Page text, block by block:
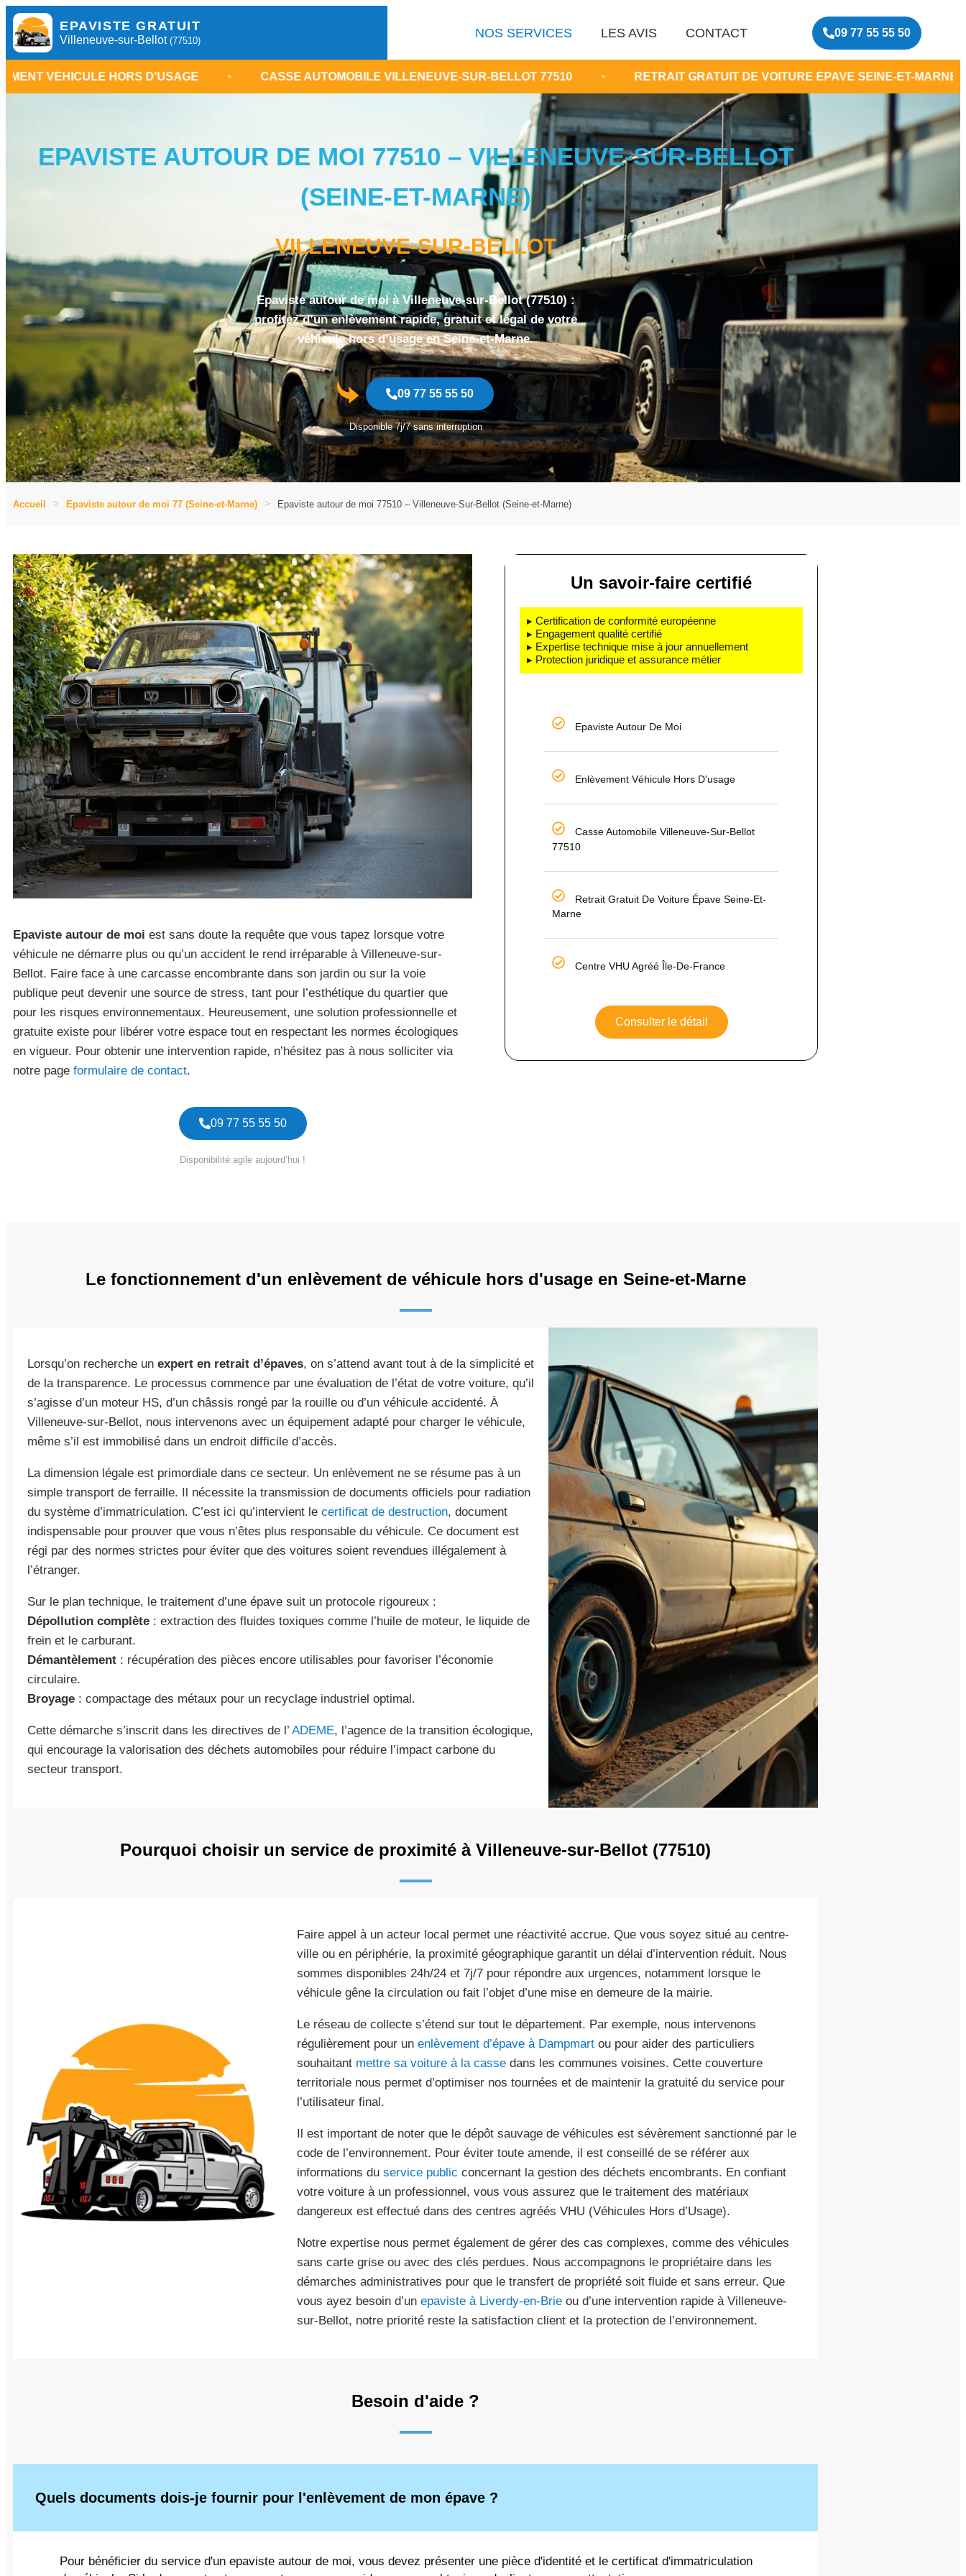
EPAVISTE GRATUIT
Villeneuve-sur-Bellot (77510)
NOS SERVICES LES AVIS CONTACT 09 77 55 55 50
HORS D'USAGE • CASSE AUTOMOBILE VILLENEUVE-SUR-BELLOT 77510 • RETRAIT GRATUIT DE VOITURE ÉPAVE SEINE-ET-MARNE •
EPAVISTE AUTOUR DE MOI 77510 – VILLENEUVE-SUR-BELLOT
(SEINE-ET-MARNE)
VILLENEUVE-SUR-BELLOT
Epaviste autour de moi à Villeneuve-sur-Bellot (77510) :
profitez d’un enlèvement rapide, gratuit et légal de votre
véhicule hors d’usage en Seine-et-Marne.
09 77 55 55 50
Disponible 7j/7 sans interruption
Accueil Epaviste autour de moi 77 (Seine-et-Marne) Epaviste autour de moi 77510 – Villeneuve-Sur-Bellot (Seine-et-Marne)
Epaviste autour de moi est sans doute la requête que vous tapez lorsque votre
véhicule ne démarre plus ou qu’un accident le rend irréparable à Villeneuve-sur-
Bellot. Faire face à une carcasse encombrante dans son jardin ou sur la voie
publique peut devenir une source de stress, tant pour l’esthétique du quartier que
pour les risques environnementaux. Heureusement, une solution professionnelle et
gratuite existe pour libérer votre espace tout en respectant les normes écologiques
en vigueur. Pour obtenir une intervention rapide, n’hésitez pas à nous solliciter via
notre page formulaire de contact.
09 77 55 55 50
Disponibilité agile aujourd’hui !
Un savoir-faire certifié
▸ Certification de conformité européenne
▸ Engagement qualité certifié
▸ Expertise technique mise à jour annuellement
▸ Protection juridique et assurance métier
Epaviste Autour De Moi
Enlèvement Véhicule Hors D'usage
Casse Automobile Villeneuve-Sur-Bellot
77510
Retrait Gratuit De Voiture Épave Seine-Et-
Marne
Centre VHU Agréé Île-De-France
Consulter le détail
Le fonctionnement d'un enlèvement de véhicule hors d'usage en Seine-et-Marne
Lorsqu’on recherche un expert en retrait d’épaves, on s’attend avant tout à de la simplicité et
de la transparence. Le processus commence par une évaluation de l’état de votre voiture, qu’il
s’agisse d’un moteur HS, d’un châssis rongé par la rouille ou d’un véhicule accidenté. À
Villeneuve-sur-Bellot, nous intervenons avec un équipement adapté pour charger le véhicule,
même s’il est immobilisé dans un endroit difficile d’accès.
La dimension légale est primordiale dans ce secteur. Un enlèvement ne se résume pas à un
simple transport de ferraille. Il nécessite la transmission de documents officiels pour radiation
du système d’immatriculation. C’est ici qu’intervient le certificat de destruction, document
indispensable pour prouver que vous n’êtes plus responsable du véhicule. Ce document est
régi par des normes strictes pour éviter que des voitures soient revendues illégalement à
l’étranger.
Sur le plan technique, le traitement d’une épave suit un protocole rigoureux :
Dépollution complète : extraction des fluides toxiques comme l’huile de moteur, le liquide de
frein et le carburant.
Démantèlement : récupération des pièces encore utilisables pour favoriser l’économie
circulaire.
Broyage : compactage des métaux pour un recyclage industriel optimal.
Cette démarche s’inscrit dans les directives de l’ ADEME, l’agence de la transition écologique,
qui encourage la valorisation des déchets automobiles pour réduire l’impact carbone du
secteur transport.
Pourquoi choisir un service de proximité à Villeneuve-sur-Bellot (77510)
Faire appel à un acteur local permet une réactivité accrue. Que vous soyez situé au centre-
ville ou en périphérie, la proximité géographique garantit un délai d’intervention réduit. Nous
sommes disponibles 24h/24 et 7j/7 pour répondre aux urgences, notamment lorsque le
véhicule gêne la circulation ou fait l’objet d’une mise en demeure de la mairie.
Le réseau de collecte s’étend sur tout le département. Par exemple, nous intervenons
régulièrement pour un enlèvement d’épave à Dampmartou pour aider des particuliers
souhaitant mettre sa voiture à la cassedans les communes voisines. Cette couverture
territoriale nous permet d’optimiser nos tournées et de maintenir la gratuité du service pour
l’utilisateur final.
Il est important de noter que le dépôt sauvage de véhicules est sévèrement sanctionné par le
code de l’environnement. Pour éviter toute amende, il est conseillé de se référer aux
informations du service public concernant la gestion des déchets encombrants. En confiant
votre voiture à un professionnel, vous vous assurez que le traitement des matériaux
dangereux est effectué dans des centres agréés VHU (Véhicules Hors d’Usage).
Notre expertise nous permet également de gérer des cas complexes, comme des véhicules
sans carte grise ou avec des clés perdues. Nous accompagnons le propriétaire dans les
démarches administratives pour que le transfert de propriété soit fluide et sans erreur. Que
vous ayez besoin d’un epaviste à Liverdy-en-Brieou d’une intervention rapide à Villeneuve-
sur-Bellot, notre priorité reste la satisfaction client et la protection de l’environnement.
Besoin d'aide ?
Quels documents dois-je fournir pour l'enlèvement de mon épave ?
Pour bénéficier du service d'un epaviste autour de moi, vous devez présenter une pièce d'identité et le certificat d'immatriculation